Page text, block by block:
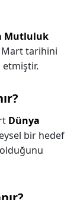
Mutluluk
Mart tarihini
Dünya
bir hedef